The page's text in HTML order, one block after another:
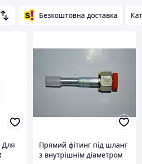
Безкоштовна доставка
Для
Прямий фітинг під шланг
з внутрішнім діаметром